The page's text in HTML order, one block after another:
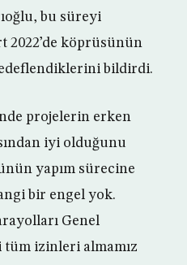
bu süreyi
2022’de köprüsünün
bildirdi.
projelerin erken
iyi olduğunu
yapım sürecine
bir engel yok.
Genel
izinleri almamız